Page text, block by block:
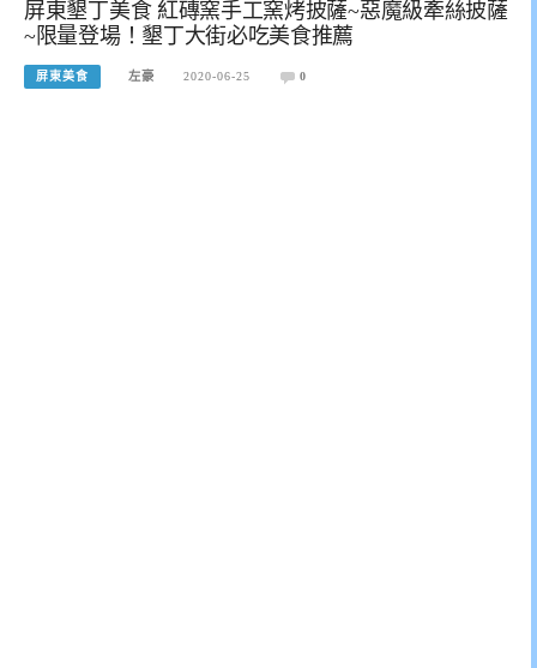
屏東墾丁美食 紅磚窯手工窯烤披薩~惡魔級牽絲披薩
~限量登場！墾丁大街必吃美食推薦
屏東美食 左豪 2020-06-25 0